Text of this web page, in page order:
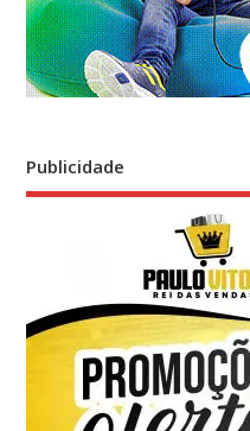
Publicidade